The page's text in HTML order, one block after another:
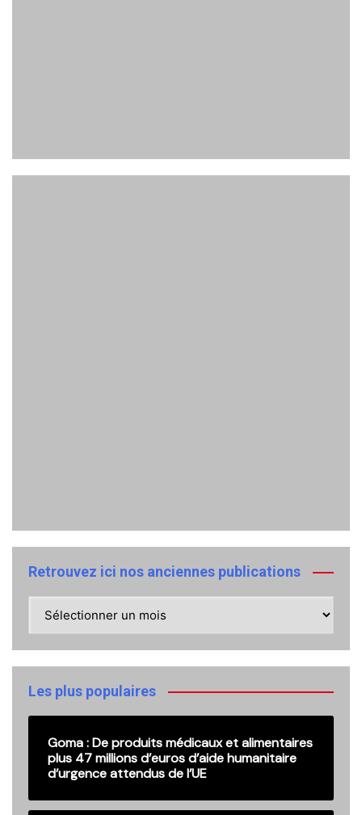
Retrouvez ici nos anciennes publications
anciennes
publications
Les plus populaires
Goma : De produits médicaux et alimentaires
plus 47 millions d’euros d’aide humanitaire
d’urgence attendus de l’UE